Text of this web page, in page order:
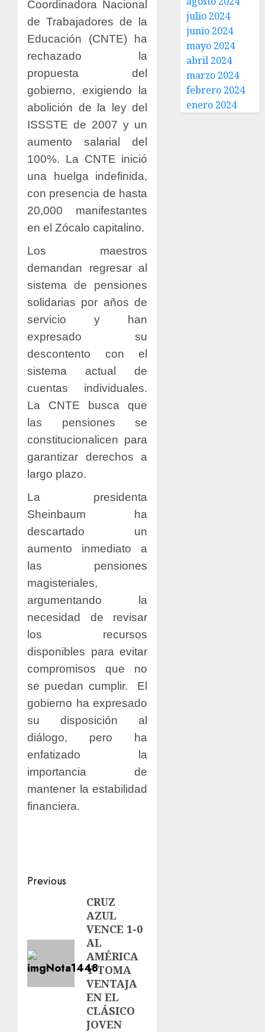
Coordinadora Nacional
de Trabajadores de la
Educación (CNTE) ha
rechazado la
propuesta del
gobierno, exigiendo la
abolición de la ley del
ISSSTE de 2007 y un
aumento salarial del
100%. La CNTE inició
una huelga indefinida,
con presencia de hasta
20,000 manifestantes
en el Zócalo capitalino.
Los maestros
demandan regresar al
sistema de pensiones
solidarias por años de
servicio y han
expresado su
descontento con el
sistema actual de
cuentas individuales.
La CNTE busca que
las pensiones se
constitucionalicen para
garantizar derechos a
largo plazo.
La presidenta
Sheinbaum ha
descartado un
aumento inmediato a
las pensiones
magisteriales,
argumentando la
necesidad de revisar
los recursos
disponibles para evitar
compromisos que no
se puedan cumplir.
El
gobierno ha expresado
su disposición al
diálogo, pero ha
enfatizado la
importancia de
mantener la estabilidad
financiera.
Previous
CRUZ
AZUL
VENCE 1-0
AL
AMÉRICA
Y TOMA
VENTAJA
EN EL
CLÁSICO
JOVEN
julio 2024
junio 2024
mayo 2024
abril 2024
marzo 2024
febrero 2024
enero 2024